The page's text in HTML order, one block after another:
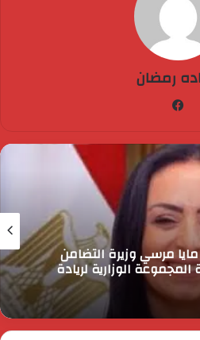
رمضان
دور القوات المسلحة في
القومي